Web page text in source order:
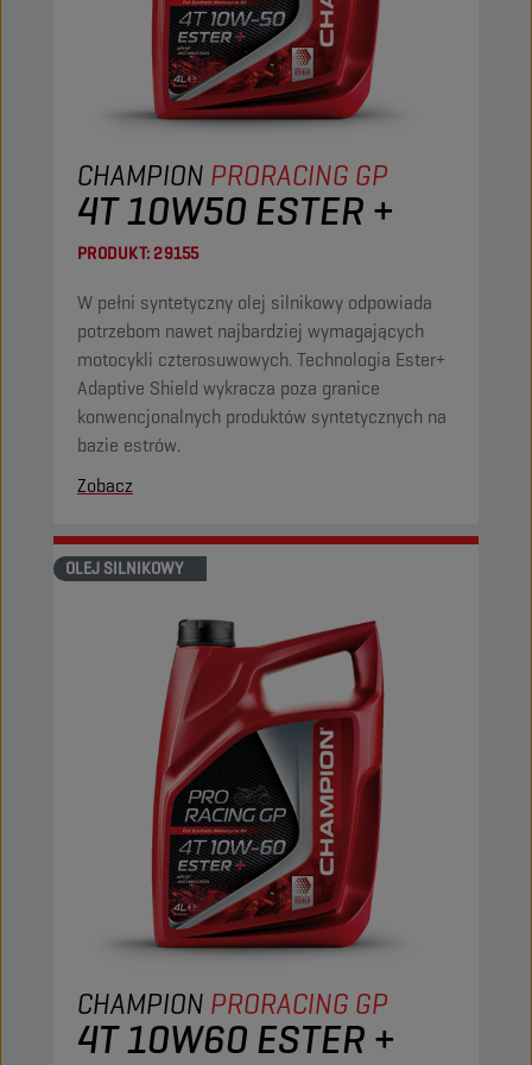
CHAMPION PRORACING GP
4T 10W50 ESTER +
PRODUKT:29155
W pełni syntetyczny olej silnikowy odpowiada
potrzebom nawet najbardziej wymagających
motocykli czterosuwowych. Technologia Ester+
Adaptive Shield wykracza poza granice
konwencjonalnych produktów syntetycznych na
bazie estrów.
Zobacz
OLEJ SILNIKOWY
CHAMPION PRORACING GP
4T 10W60 ESTER +